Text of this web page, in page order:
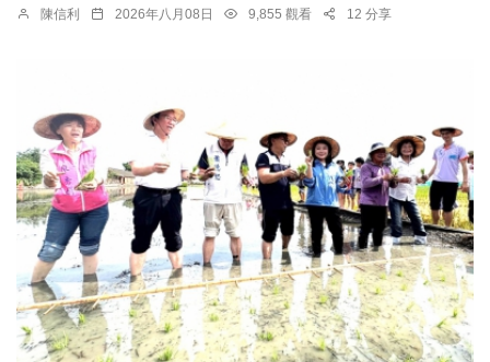
陳信利 2026年八月08日 9,855 觀看 12 分享